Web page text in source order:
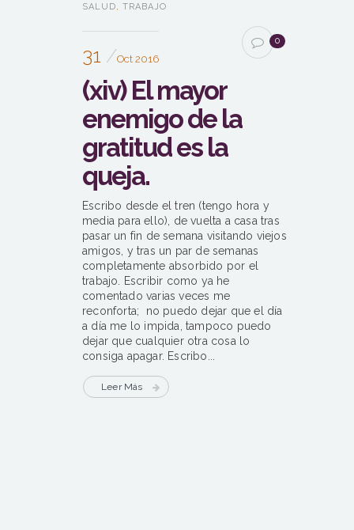
SALUD
TRABAJO
31 Oct 2016
0
(xiv) El mayor
enemigo de la
gratitud es la
queja.
Escribo desde el tren (tengo hora y
media para ello), de vuelta a casa tras
pasar un fin de semana visitando viejos
amigos, y tras un par de semanas
completamente absorbido por el
trabajo. Escribir como ya he
comentado varias veces me
reconforta; no puedo dejar que el día
a día me lo impida, tampoco puedo
dejar que cualquier otra cosa lo
consiga apagar. Escribo...
Leer Más